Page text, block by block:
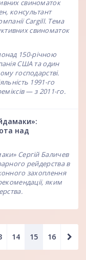
свиноматок
консультант
Cargill. Тема
свиноматок
150-річною
США та один
господарстві.
1991-го
— з 2011-го.
над
Сергій Баличев
рейдерства в
захоплення
яким
14 15 16